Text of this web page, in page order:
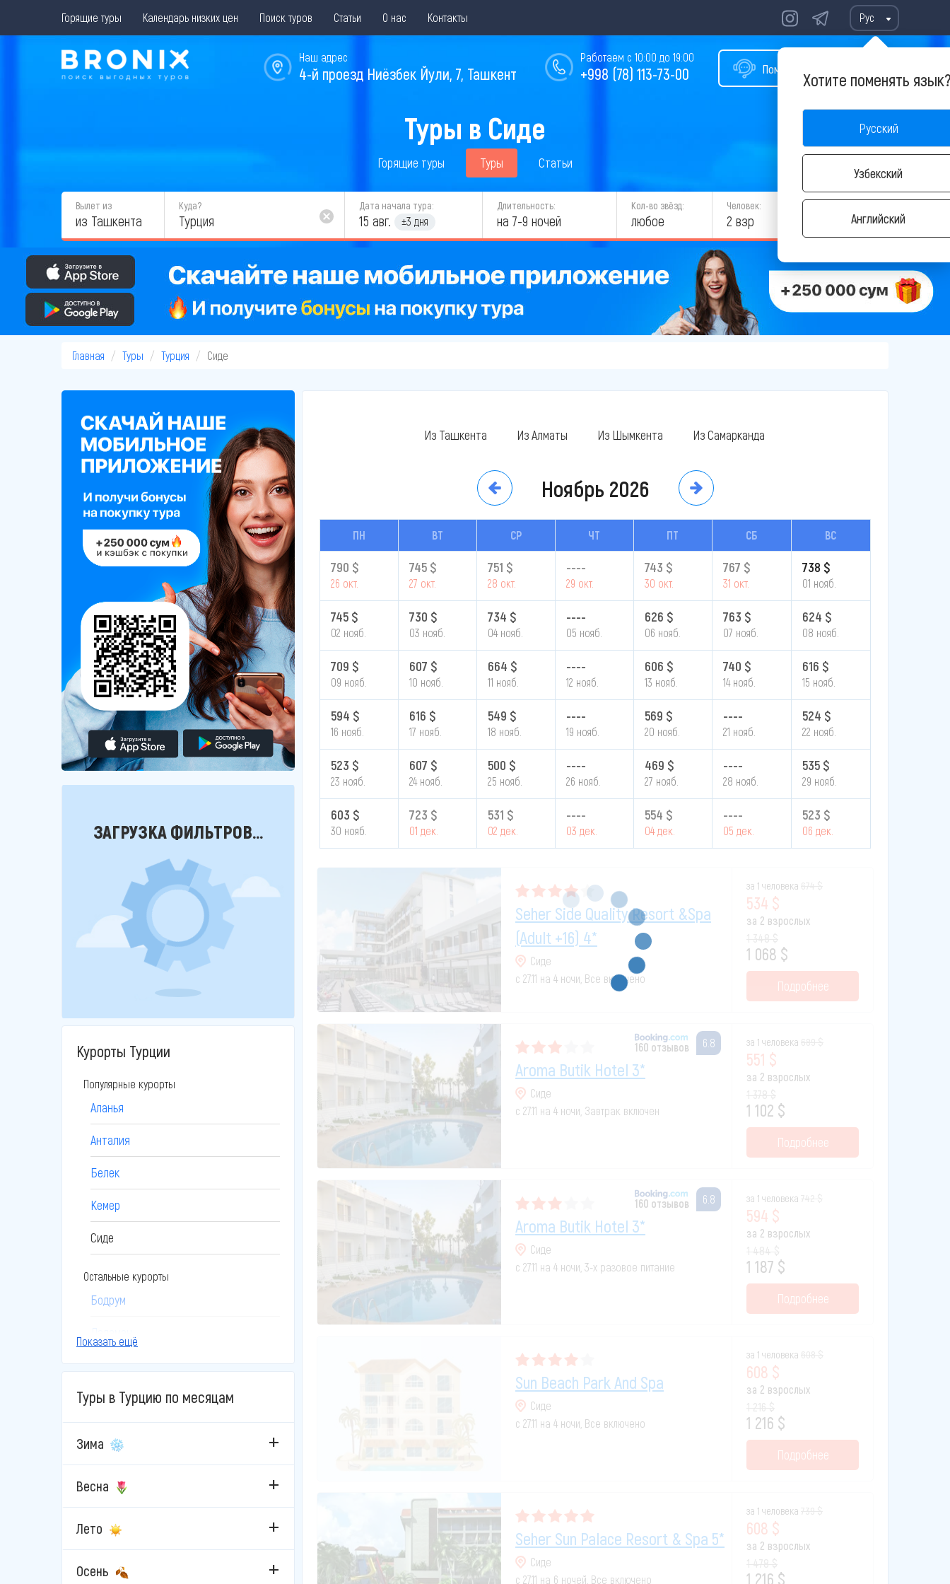
Горящие туры Календарь низких цен Поиск туров Статьи О нас Контакты Рус
Хотите поменять
Русский
Узбекский
Английский
Помощь в подборе тура
Работаем с 10:00 до 19:00
+998 (78) 113-73-00
Наш адрес
4-й проезд Ниёзбек Йули, 7, Ташкент
Туры в Сиде
Горящие туры Туры Статьи
Вылет из
из Ташкента
Куда? Дата начала тура:
15 авг. ±3 дня
Длительность:
на 7-9 ночей
Кол-во звёзд:
любое
Человек:
2 взр НАЙТИ
Главная Туры Турция Сиде
ЗАГРУЗКА ФИЛЬТРОВ...
Курорты Турции
Популярные курорты
Аланья
Анталия
Белек
Кемер
Сиде
Остальные курорты
Бодрум
Дидим
Измир
Каппадокия
Кушадасы
Мармарис
Показать ещё
Туры в Турцию по месяцам
Зима
Весна
Лето
Осень
Из Ташкента Из Алматы Из Шымкента Из Самарканда
Ноябрь 2026
ПН ВТ СР ЧТ ПТ СБ ВС
790 $
26 окт.
745 $
27 окт.
751 $
28 окт.
----
29 окт.
743 $
30 окт.
767 $
31 окт.
738 $
01 нояб.
745 $
02 нояб.
730 $
03 нояб.
734 $
04 нояб.
----
05 нояб.
626 $
06 нояб.
763 $
07 нояб.
624 $
08 нояб.
709 $
09 нояб.
607 $
10 нояб.
664 $
11 нояб.
----
12 нояб.
606 $
13 нояб.
740 $
14 нояб.
616 $
15 нояб.
594 $
16 нояб.
616 $
17 нояб.
549 $
18 нояб.
----
19 нояб.
569 $
20 нояб.
----
21 нояб.
524 $
22 нояб.
523 $
23 нояб.
607 $
24 нояб.
500 $
25 нояб.
----
26 нояб.
469 $
27 нояб.
----
28 нояб.
535 $
29 нояб.
603 $
30 нояб.
723 $
01 дек.
531 $
02 дек.
----
03 дек.
554 $
04 дек.
----
05 дек.
523 $
06 дек.
Seher Side Quality Resort &spa
(adult +16) 4*
Сиде
с 27.11 на 4 ночи, Все включено
за 1 человека
534 $
за 2 взрослых
1 068 $
Подробнее
160 отзывов 6.8
Aroma Butik Hotel 3*
Сиде
с 27.11 на 4 ночи, Завтрак включен
за 1 человека
551 $
за 2 взрослых
1 102 $
Подробнее
160 отзывов 6.8
Aroma Butik Hotel 3*
Сиде
с 27.11 на 4 ночи, 3-х разовое питание
за 1 человека
594 $
за 2 взрослых
1 187 $
Подробнее
Sun Beach Park And Spa
Сиде
с 27.11 на 4 ночи, Все включено
за 1 человека
608 $
за 2 взрослых
1 216 $
Подробнее
Seher Sun Palace Resort & Spa 5*
Сиде
с 27.11 на 6 ночей, Все включено
за 1 человека
608 $
за 2 взрослых
1 216 $